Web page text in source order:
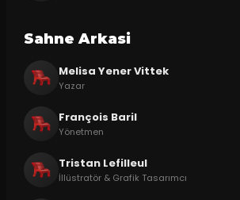
Sahne Arkasi
Melisa Yener Vittek
Yazar
François Baril
Yönetmen
Tristan Lefilleul
İllüstratör & Grafik Tasarımcı